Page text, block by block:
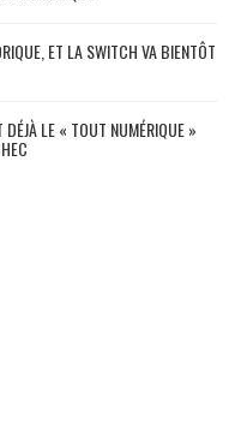
ET LA SWITCH VA BIENTÔT
LE « TOUT NUMÉRIQUE »